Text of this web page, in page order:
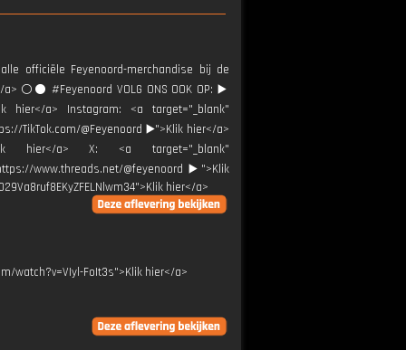
officiële Feyenoord-merchandise bij de
⚪️⚫ #Feyenoord VOLG ONS OOK OP: ▶️
hier</a> Instagram: <a target="_blank"
TikTok.com/@Feyenoord ▶️">Klik hier</a>
hier</a> X: <a target="_blank"
www.threads.net/@feyenoord ▶️">Klik
hier</a>
watch?v=VIyl-FoIt3s">Klik hier</a>